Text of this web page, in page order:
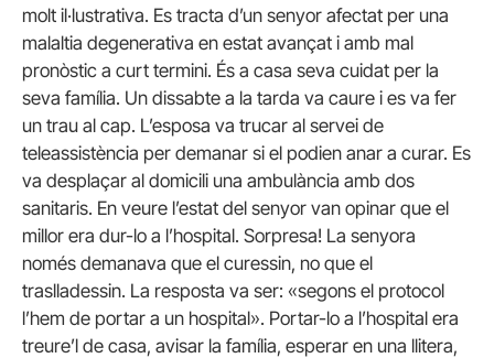
molt il·lustrativa. Es tracta d’un senyor afectat per una
malaltia degenerativa en estat avançat i amb mal
pronòstic a curt termini. És a casa seva cuidat per la
seva família. Un dissabte a la tarda va caure i es va fer
un trau al cap. L’esposa va trucar al servei de
teleassistència per demanar si el podien anar a curar. Es
va desplaçar al domicili una ambulància amb dos
sanitaris. En veure l’estat del senyor van opinar que el
millor era dur-lo a l’hospital. Sorpresa! La senyora
només demanava que el curessin, no que el
traslladessin. La resposta va ser: «segons el protocol
l’hem de portar a un hospital». Portar-lo a l’hospital era
treure’l de casa, avisar la família, esperar en una llitera,